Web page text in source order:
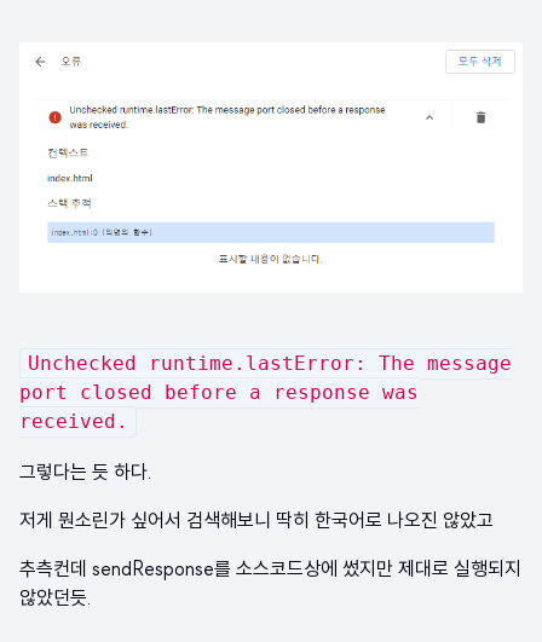
Unchecked runtime.lastError: The message
port closed before a response was
received.
그렇다는 듯 하다.
저게 뭔소린가 싶어서 검색해보니 딱히 한국어로 나오진 않았고
추측컨데 sendResponse를 소스코드상에 썼지만 제대로 실행되지
않았던듯.